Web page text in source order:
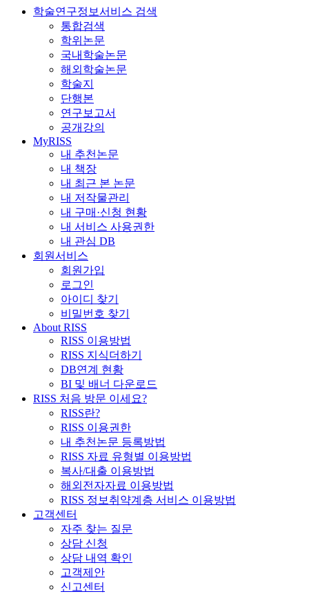
학술연구정보서비스 검색
통합검색
학위논문
국내학술논문
해외학술논문
학술지
단행본
연구보고서
공개강의
MyRISS
내 추천논문
내 책장
내 최근 본 논문
내 저작물관리
내 구매·신청 현황
내 서비스 사용권한
내 관심 DB
회원서비스
회원가입
로그인
아이디 찾기
비밀번호 찾기
About RISS
RISS 이용방법
RISS 지식더하기
DB연계 현황
BI 및 배너 다운로드
RISS 처음 방문 이세요?
RISS란?
RISS 이용권한
내 추천논문 등록방법
RISS 자료 유형별 이용방법
복사/대출 이용방법
해외전자자료 이용방법
RISS 정보취약계층 서비스 이용방법
고객센터
자주 찾는 질문
상담 신청
상담 내역 확인
고객제안
신고센터